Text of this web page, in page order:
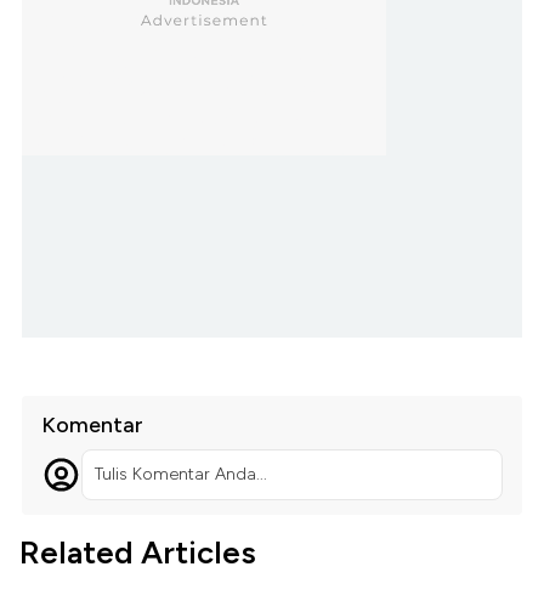
Komentar
Tulis Komentar Anda...
Related Articles